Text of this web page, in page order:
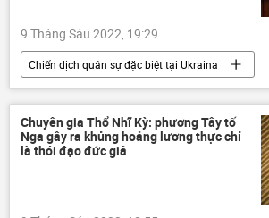
9 Tháng Sáu 2022, 19:29
Chiến dịch quân sự đặc biệt tại Ukraina
Thế giới
Ukraina
Nga
Cuộc khủng hoảng ở Ukraina
LNR
DNR
Quân sự
viện trợ quân sự
Chuyên gia Thổ Nhĩ Kỳ: phương Tây tố
Nga gây ra khủng hoảng lương thực chỉ
là thói đạo đức giả